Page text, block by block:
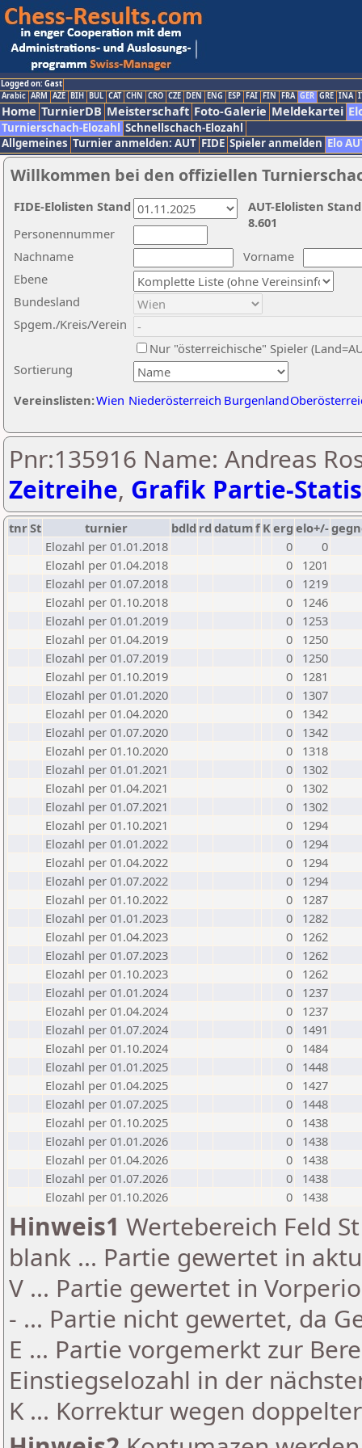
Logged on: Gast
Arabic ARM AZE BIH BUL CAT CHN CRO CZE DEN ENG ESP FAI FIN FRA GER GRE INA
Home TurnierDB Meisterschaft Foto-Galerie Meldekartei
Turnierschach-Elozahl Schnellschach-Elozahl
Allgemeines Turnier anmelden: AUT FIDE Spieler anmelden Elo
Willkommen bei den offiziellen
Nachname
Vorname
Ebene
Sortierung
Personennummer
Bundesland
Spgem./Kreis/Verein
Nur "österreichische" Spieler
Vereinslisten:Wien Niederösterreich Burgenland
AUT-Elolisten
8.601
FIDE-Elolisten Stand
Pnr:135916 Name: Andreas
Zeitreihe, Grafik Partie-
tnrSt turnier bdld rd datumf Kerg elo+/-
Elozahl per 01.01.2018
0
0
Elozahl per 01.04.2018
0
1201
Elozahl per 01.07.2018
0
1219
Elozahl per 01.10.2018
0
1246
Elozahl per 01.01.2019
0
1253
Elozahl per 01.04.2019
0
1250
Elozahl per 01.07.2019
0
1250
Elozahl per 01.10.2019
0
1281
Elozahl per 01.01.2020
0
1307
Elozahl per 01.04.2020
0
1342
Elozahl per 01.07.2020
0
1342
Elozahl per 01.10.2020
0
1318
Elozahl per 01.01.2021
0
1302
Elozahl per 01.04.2021
0
1302
Elozahl per 01.07.2021
0
1302
Elozahl per 01.10.2021
0
1294
Elozahl per 01.01.2022
0
1294
Elozahl per 01.04.2022
0
1294
Elozahl per 01.07.2022
0
1294
Elozahl per 01.10.2022
0
1287
Elozahl per 01.01.2023
0
1282
Elozahl per 01.04.2023
0
1262
Elozahl per 01.07.2023
0
1262
Elozahl per 01.10.2023
0
1262
Elozahl per 01.01.2024
0
1237
Elozahl per 01.04.2024
0
1237
Elozahl per 01.07.2024
0
1491
Elozahl per 01.10.2024
0
1484
Elozahl per 01.01.2025
0
1448
Elozahl per 01.04.2025
0
1427
Elozahl per 01.07.2025
0
1448
Elozahl per 01.10.2025
0
1438
Elozahl per 01.01.2026
0
1438
Elozahl per 01.04.2026
0
1438
Elozahl per 01.07.2026
0
1438
Elozahl per 01.10.2026
0 1438
Hinweis1 Wertebereich Feld
blank ... Partie gewertet in
V ... Partie gewertet in
- ... Partie nicht gewertet, da
E ... Partie vorgemerkt zur
Einstiegselozahl in der
K ... Korrektur wegen